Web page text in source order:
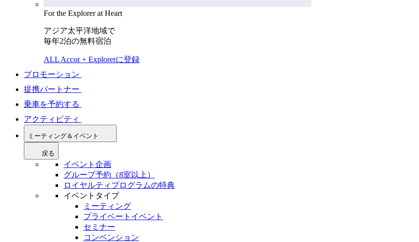
For the Explorer at Heart
アジア太平洋地域で
毎年2泊の無料宿泊
ALL Accor + Explorerに登録
プロモーション
提携パートナー
乗車を予約する
アクティビティ
ミーティング＆イベント
戻る
イベント企画
グループ予約（8室以上）
ロイヤルティプログラムの特典
イベントタイプ
ミーティング
プライベートイベント
セミナー
コンベンション